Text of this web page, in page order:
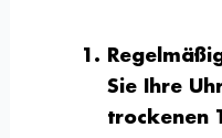
Sie Ihre
trockenen